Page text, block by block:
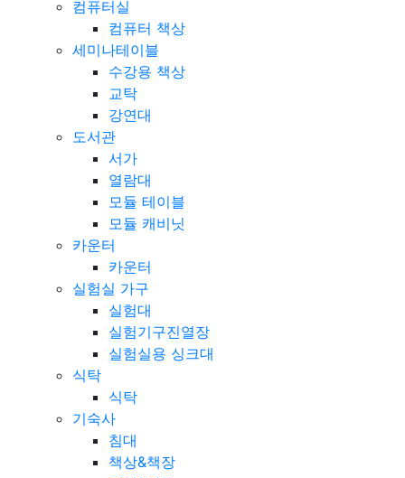
칠판보조장
컴퓨터실
컴퓨터 책상
세미나테이블
수강용 책상
교탁
강연대
도서관
서가
열람대
모듈 테이블
모듈 캐비닛
카운터
카운터
실험실 가구
실험대
실험기구진열장
식탁
식탁
기숙사
침대